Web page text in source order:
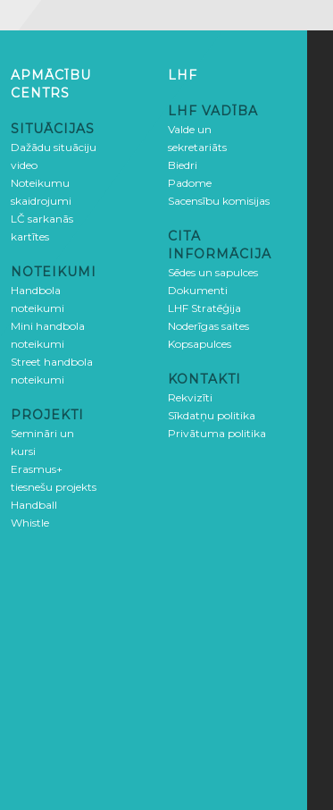
APMĀCĪBU
CENTRS
SITUĀCIJAS
Dažādu situāciju
video
Noteikumu
skaidrojumi
LČ sarkanās
kartītes
NOTEIKUMI
Handbola
noteikumi
Mini handbola
noteikumi
Street handbola
noteikumi
PROJEKTI
Semināri un
kursi
Erasmus+
tiesnešu projekts
Handball
Whistle
LHF
LHF VADĪBA
Valde un
sekretariāts
Biedri
Padome
Sacensību komisijas
CITA
INFORMĀCIJA
Sēdes un sapulces
Dokumenti
LHF Stratēģija
Noderīgas saites
Kopsapulces
KONTAKTI
Rekvizīti
Sīkdatņu politika
Privātuma politika